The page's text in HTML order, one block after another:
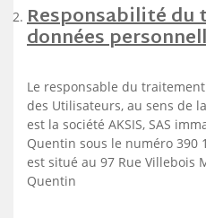
Responsabilité
données
Le responsable du
des Utilisateurs, au sens de
est la société AKSIS, SAS
Quentin sous le numéro 390
est situé au 97 Rue Villebois
Quentin